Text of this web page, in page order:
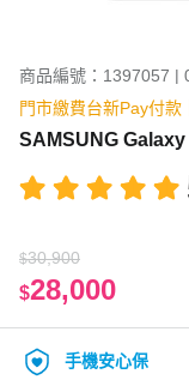
商品編號：1397057 |
門市繳費台新Pay付
SAMSUNG Galaxy
$30,900
$28,000
手機安心保